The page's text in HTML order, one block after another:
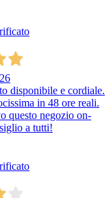
disponibile e cordiale.
in 48 ore reali.
questo negozio on-
a tutti!